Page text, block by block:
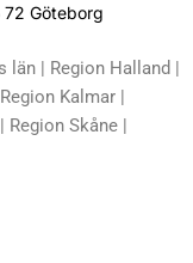
Göteborg
län | Region Halland |
Kalmar |
Region Skåne |